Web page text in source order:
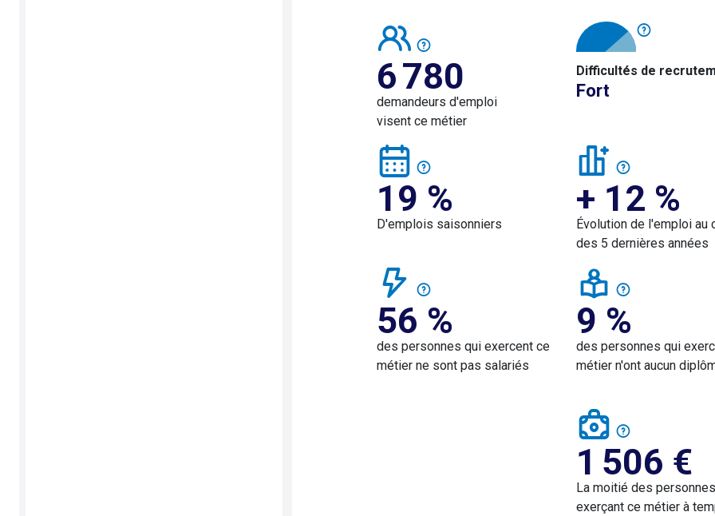
6 780
demandeurs d'emploi
visent ce métier
Difficultés de
Fort
19 %
D'emplois saisonniers
+ 12 %
Évolution de l'emploi au
des 5 dernières années
56 %
des personnes qui exercent ce
métier ne sont pas salariés
9 %
des personnes qui
métier n'ont aucun
1 506 €
La moitié des personnes
exerçant ce métier à